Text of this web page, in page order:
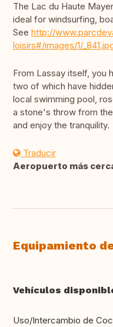
The Lac du Haute
ideal for windsurfing,
See http://
loisirs#/images/1/
From Lassay itself, you
two of which have
local swimming pool,
a stone's throw from
and enjoy the tranquility.
Traducir
Aeropuerto más
Equipamiento
Vehículos
Uso/Intercambio de